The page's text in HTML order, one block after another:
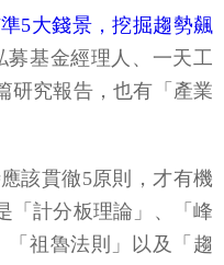
5大錢景，挖掘趨勢飆
基金經理人、一天工
研究報告，也有「產業
該貫徹5原則，才有機
「計分板理論」、「峰
祖魯法則」以及「趨